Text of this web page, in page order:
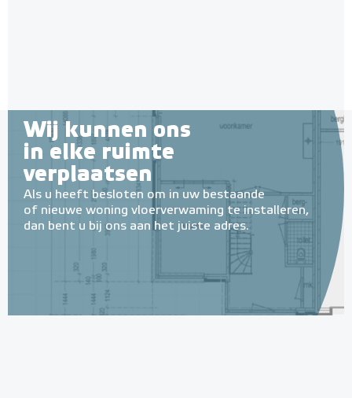
Wij kunnen ons
in elke ruimte
verplaatsen
Als u heeft besloten om in uw bestaande
of nieuwe woning vloerverwaming te installeren,
dan bent u bij ons aan het juiste adres.